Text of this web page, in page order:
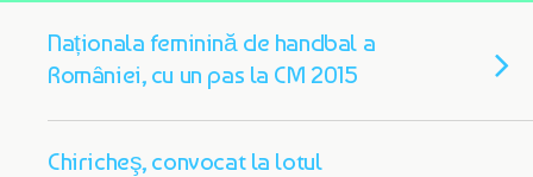
Naționala feminină de handbal a
României, cu un pas la CM 2015
Chiricheş, convocat la lotul